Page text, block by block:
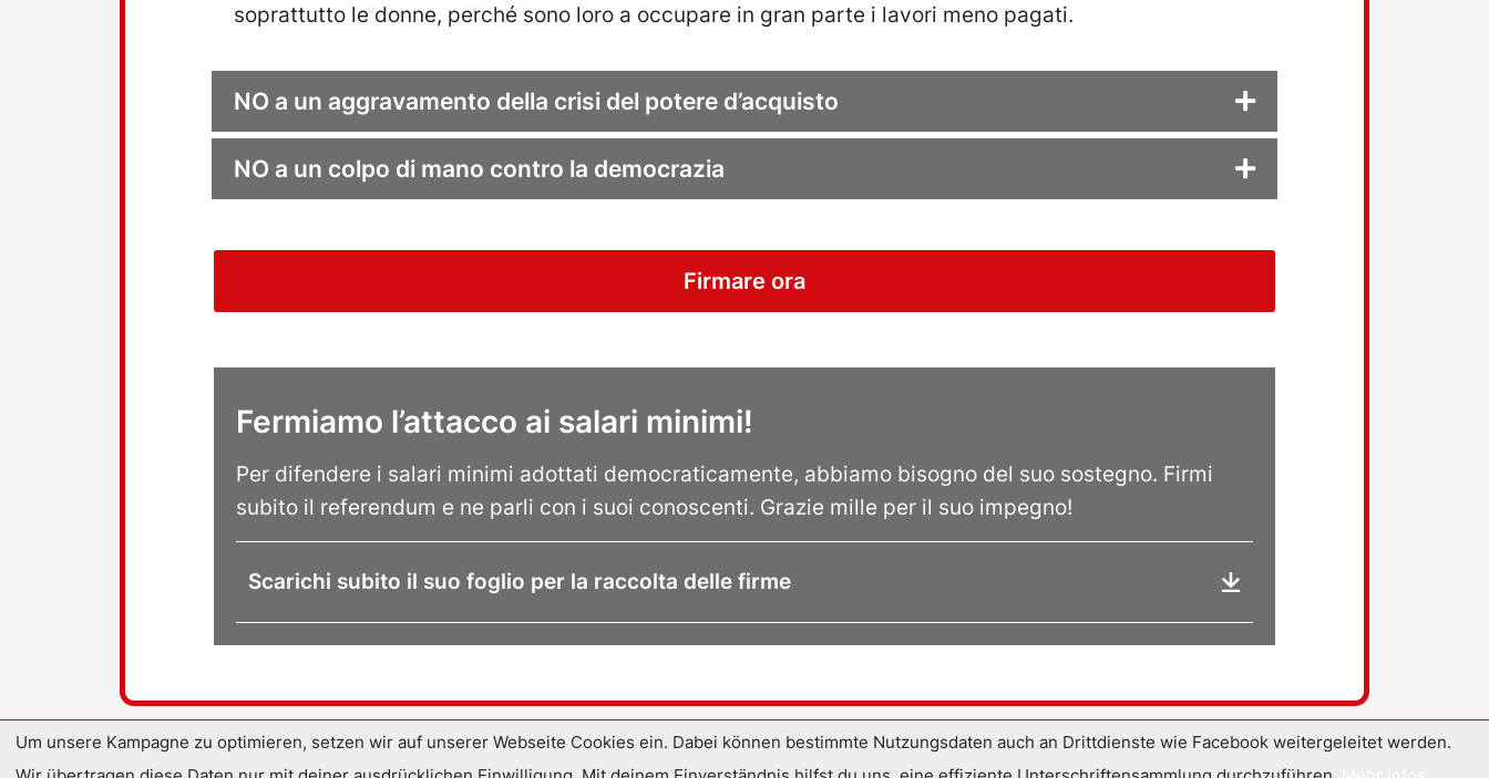
soprattutto le donne, perché sono loro a occupare in gran parte i lavori meno pagati.
NO a un aggravamento della crisi del potere d’acquisto
NO a un colpo di mano contro la democrazia
Firmare ora
Fermiamo l’attacco ai salari minimi!
Per difendere i salari minimi adottati democraticamente, abbiamo bisogno del suo sostegno. Firmi
subito il referendum e ne parli con i suoi conoscenti. Grazie mille per il suo impegno!
Scarichi subito il suo foglio per la raccolta delle firme
Um unsere Kampagne zu optimieren, setzen wir auf unserer Webseite Cookies ein. Dabei können bestimmte Nutzungsdaten auch an Drittdienste wie Facebook weitergeleitet werden.